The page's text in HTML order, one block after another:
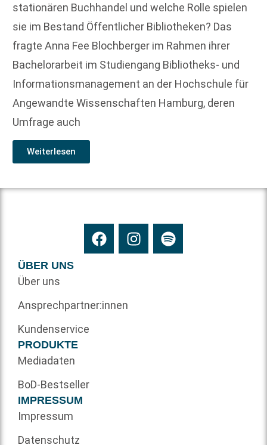
stationären Buchhandel und welche Rolle spielen
sie im Bestand Öffentlicher Bibliotheken? Das
fragte Anna Fee Blochberger im Rahmen ihrer
Bachelorarbeit im Studiengang Bibliotheks- und
Informationsmanagement an der Hochschule für
Angewandte Wissenschaften Hamburg, deren
Umfrage auch
Weiterlesen
ÜBER UNS
Über uns
Ansprechpartner:innen
Kundenservice
PRODUKTE
Mediadaten
BoD-Bestseller
IMPRESSUM
Impressum
Datenschutz